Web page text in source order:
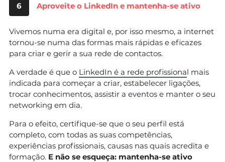
6 Aproveite o LinkedIn e mantenha-se ativo
Vivemos numa era digital e, por isso mesmo, a internet
tornou-se numa das formas mais rápidas e eficazes
para criar e gerir a sua rede de contactos.
A verdade é que o LinkedIn é a rede profissional mais
indicada para começar a criar, estabelecer ligações,
trocar conhecimentos, assistir a eventos e manter o seu
networking em dia.
Para o efeito, certifique-se que o seu perfil está
completo, com todas as suas competências,
experiências profissionais, causas nas quais acredita e
formação. E não se esqueça: mantenha-se ativo